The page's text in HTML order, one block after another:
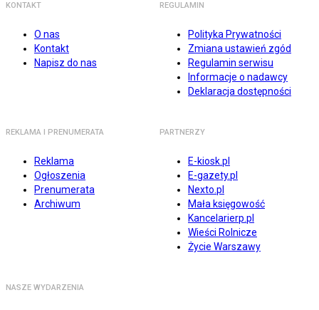
KONTAKT
O nas
Kontakt
Napisz do nas
REGULAMIN
Polityka Prywatności
Zmiana ustawień zgód
Regulamin serwisu
Informacje o nadawcy
Deklaracja dostępności
REKLAMA I PRENUMERATA
Reklama
Ogłoszenia
Prenumerata
Archiwum
PARTNERZY
E-kiosk.pl
E-gazety.pl
Nexto.pl
Mała księgowość
Kancelarierp.pl
Wieści Rolnicze
Życie Warszawy
NASZE WYDARZENIA